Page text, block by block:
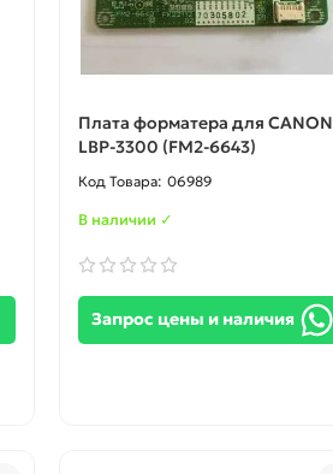
Плата форматера для CANON
LBP-3300 (FM2-6643)
06989
В наличии ✓
Запрос цены и наличия